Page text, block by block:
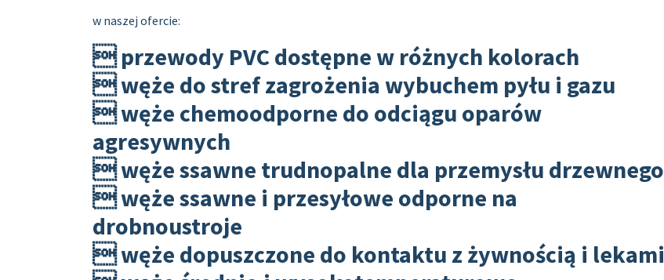
w naszej ofercie:
 przewody PVC dostępne w różnych kolorach
 węże do stref zagrożenia wybuchem pyłu i gazu
 węże chemoodporne do odciągu oparów
agresywnych
 węże ssawne trudnopalne dla przemysłu drzewnego
 węże ssawne i przesyłowe odporne na
drobnoustroje
 węże dopuszczone do kontaktu z żywnością i lekami